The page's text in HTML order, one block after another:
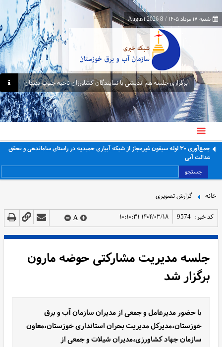
شنبه ۱۷ مرداد ۱۴۰۵ /
8 August 2026
برگزاری جلسه هم اندیشی با نمایندگان کشاورزان ناحیه جنوب بهبهان
جمع‌آوری ۳۰ لوله سیفون غیرمجاز از شبکه آبیاری حمیدیه در راستای ساماندهی و تحقق
عدالت آبی
جستجو
خانه گزارش تصویری
کد خبر: 9574 ۱۴۰۴/۰۳/۱۸ ۱۰:۱۰:۳۱ A
جلسه مدیریت مشارکتی حوضه مارون
برگزار شد
با حضور مدیرعامل و جمعی از مدیران سازمان آب و برق
خوزستان،مدیرکل مدیریت بحران استانداری خوزستان،معاون
سازمان جهاد کشاورزی،مدیران شیلات و جمعی از